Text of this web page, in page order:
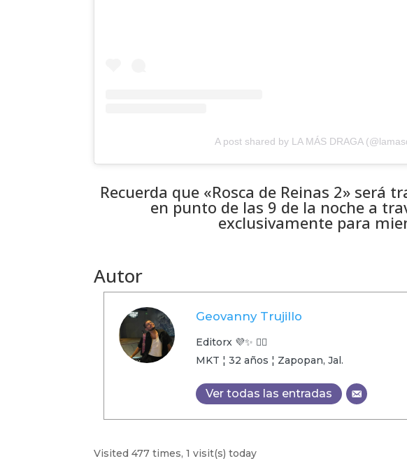
A post shared by LA MÁS DRAGA
Recuerda que «Rosca de Reinas 2»
en punto de las 9 de la noche a
exclusivamente para
Autor
Geovanny Trujillo
Editorx 💜✨ 🏳️‍🌈
MKT ¦ 32 años ¦ Zapopan, Jal.
Ver todas las entradas
Visited 477 times, 1 visit(s) today